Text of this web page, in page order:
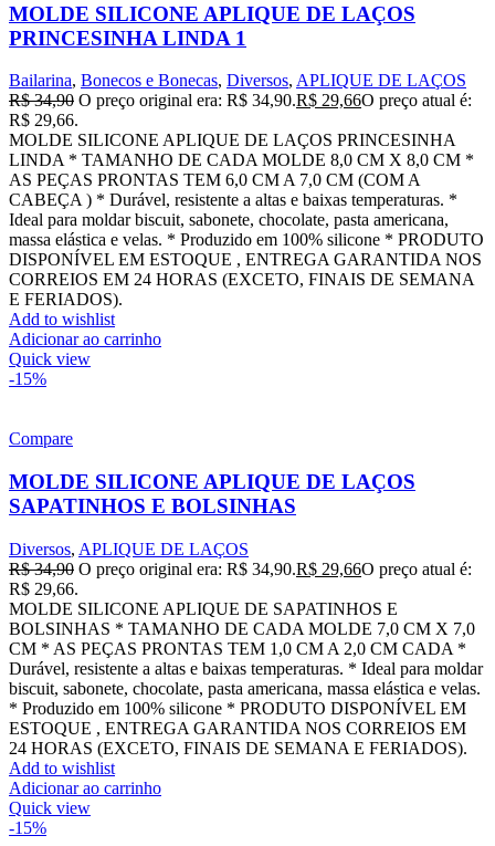
MOLDE SILICONE APLIQUE DE LAÇOS
PRINCESINHA LINDA 1
Bailarina, Bonecos e Bonecas, Diversos, APLIQUE DE LAÇOS
R$34,90 O preço original era: R$ 34,90.R$ 29,66O preço atual é:
R$ 29,66.
MOLDE SILICONE APLIQUE DE LAÇOS PRINCESINHA
LINDA * TAMANHO DE CADA MOLDE 8,0 CM X 8,0 CM *
AS PEÇAS PRONTAS TEM 6,0 CM A 7,0 CM (COM A
CABEÇA ) * Durável, resistente a altas e baixas temperaturas. *
Ideal para moldar biscuit, sabonete, chocolate, pasta americana,
massa elástica e velas. * Produzido em 100% silicone * PRODUTO
DISPONÍVEL EM ESTOQUE , ENTREGA GARANTIDA NOS
CORREIOS EM 24 HORAS (EXCETO, FINAIS DE SEMANA
E FERIADOS).
Add to wishlist
Adicionar ao carrinho
Quick view
-15%
Compare
MOLDE SILICONE APLIQUE DE LAÇOS
SAPATINHOS E BOLSINHAS
Diversos, APLIQUE DE LAÇOS
R$34,90 O preço original era: R$ 34,90.R$ 29,66O preço atual é:
R$ 29,66.
MOLDE SILICONE APLIQUE DE SAPATINHOS E
BOLSINHAS * TAMANHO DE CADA MOLDE 7,0 CM X 7,0
CM * AS PEÇAS PRONTAS TEM 1,0 CM A 2,0 CM CADA *
Durável, resistente a altas e baixas temperaturas. * Ideal para moldar
biscuit, sabonete, chocolate, pasta americana, massa elástica e velas.
* Produzido em 100% silicone * PRODUTO DISPONÍVEL EM
ESTOQUE , ENTREGA GARANTIDA NOS CORREIOS EM
24 HORAS (EXCETO, FINAIS DE SEMANA E FERIADOS).
Add to wishlist
Adicionar ao carrinho
Quick view
-15%